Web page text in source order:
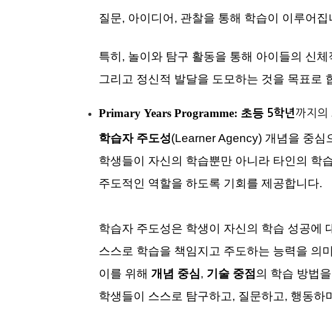
질문, 아이디어, 관찰을 통해 학습이 이루어집
특히, 놀이와 탐구 활동을 통해 아이들의 신
그리고 정신적 발달을 도모하는 것을 목표로
Primary ​Years Programme: 초등 5학년까지의
학습자 주도성(Learner Agency) 개념을 중심
학생들이 자신의 학습뿐만 아니라 타인의 학
주도적인 역할을 하도록 기회를 제공합니다.
학습자 주도성은 학생이 자신의 학습 성공에
스스로 학습을 책임지고 주도하는 능력을 의
이를 위해 개념 중심, 기술 중점의 학습 방법
학생들이 스스로 탐구하고, 질문하고, 행동